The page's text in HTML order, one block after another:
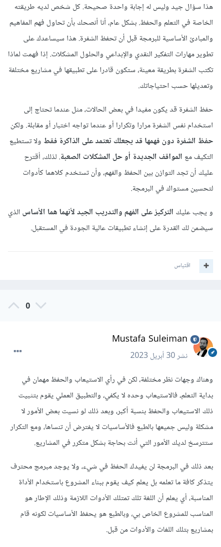
هذا سؤال جيد وليس له إجابة واحدة صحيحة. كل شخص لديه طريقته
الخاصة في التعلم والحفظ. بشكل عام، أنا أنصحك بأن تحاول فهم المفاهيم
والمبادئ الأساسية للبرمجة قبل أن تحفظ الشفرة. هذا سيساعدك على
تطوير مهارات التفكير النقدي والإبداعي والحلول المشكلات. إذا فهمت لماذا
تكتب الشفرة بطريقة معينة، ستكون قادرا على تطبيقها في مشاريع مختلفة
وتعديلها حسب احتياجاتك.
حفظ الشفرة قد يكون مفيدا في بعض الحالات، مثل عندما تحتاج إلى
استخدام نفس الشفرة مرارا وتكرارا أو عندما تواجه اختبار أو مقابلة. ولكن
حفظ الشفرة دون فهمها قد يجعلك تعتمد على الذاكرة فقطولا تستطيع
التكيف مع المواقف الجديدة أو حل المشكلات الصعبة. لذلك، أقترح
عليك أن تجد التوازن بين الحفظ والفهم، وأن تستخدم كلاهما كأدوات
لتحسين مستواك في البرمجة.
و يجب عليك التركيز على الفهم والتدريب الجيد لأنهما هما الأساسالذي
سيضمن لك القدرة على إنشاء تطبيقات عالية الجودة في المستقبل.
اقتباس
0
Mustafa Suleiman
نشر30 أبريل 2023
وهناك وجهات نظر مختلفة، لكن في رأي الاستيعاب والحفظ مهمان في
بداية التعلم، فالاستيعاب وحده لا يكفي، والتطبيق العملي يقوم بتثبيت
ذلك الاستيعاب والحفظ بنسبة أكبر، وبعد ذلك لو نسيت بعض الأمور لا
مشكلة وليس جميعها بالطبع فالأساسيات لا يفترض أن تنساها، ومع التكرار
ستترسخ لديك الأمور التي أنت بحاجة بشكل متكرر في المشاريع.
بعد ذلك في البرمجة لن يفيدك الحفظ في شيء، ولا يوجد مبرمج محترف
يتذكر كافة ما تعلمه بل يعلم كيف يقوم ببناء المشروع باستخدام الأداة
المناسبة، أي يعلم أن اللغة تلك تمتلك الأدوات اللازمة وذلك الإطار هو
المناسب للمشروع الخاص بي، وبالطبع هو يحفظ الأساسيات لكونه قام
بمشاريع بتلك اللغات والأدوات من قبل.